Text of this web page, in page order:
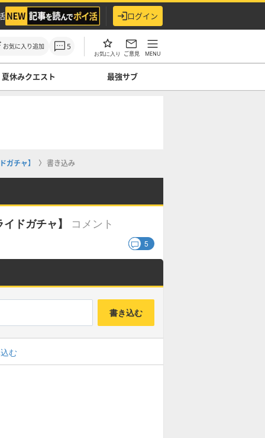
ログイン
お気に入り追加 5
お気に入り ご意見 MENU
夏休みクエスト 最強サブ
ガチャ】 書き込み
ドガチャ】 コメント
5
書き込む
む